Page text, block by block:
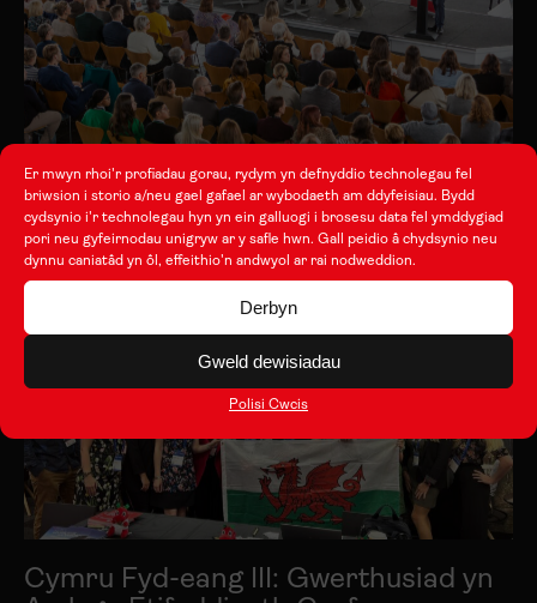
Er mwyn rhoi'r profiadau gorau, rydym yn defnyddio technolegau fel
briwsion i storio a/neu gael gafael ar wybodaeth am ddyfeisiau. Bydd
cydsynio i'r technolegau hyn yn ein galluogi i brosesu data fel ymddygiad
pori neu gyfeirnodau unigryw ar y safle hwn. Gall peidio â chydsynio neu
dynnu caniatâd yn ôl, effeithio'n andwyol ar rai nodweddion.
Derbyn
Gweld dewisiadau
Polisi Cwcis
Digwyddiad dathlu Taith yn y Senedd
Cymru Fyd-eang III: Gwerthusiad yn